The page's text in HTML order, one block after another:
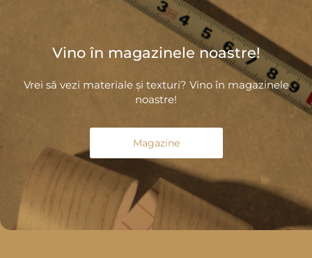
Vino în magazinele noastre!
Vrei să vezi materiale și texturi? Vino în magazinele
noastre!
Magazine